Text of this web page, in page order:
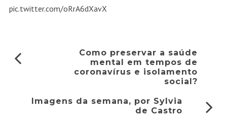
pic.twitter.com/oRrA6dXavX
Como preservar a saúde
mental em tempos de
coronavírus e isolamento
social?
Imagens da semana, por Sylvia
de Castro